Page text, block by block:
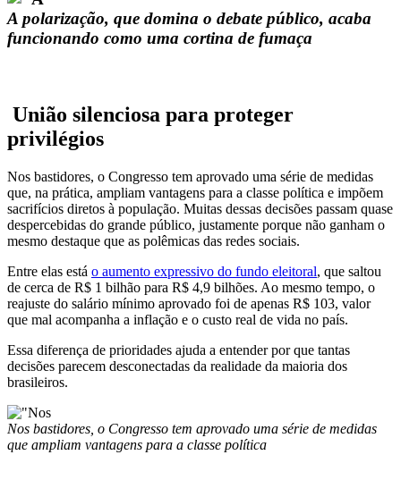
A polarização, que domina o debate público, acaba
funcionando como uma cortina de fumaça
️ União silenciosa para proteger
privilégios
Nos bastidores, o Congresso tem aprovado uma série de medidas
que, na prática, ampliam vantagens para a classe política e impõem
sacrifícios diretos à população. Muitas dessas decisões passam quase
despercebidas do grande público, justamente porque não ganham o
mesmo destaque que as polêmicas das redes sociais.
Entre elas está o aumento expressivo do fundo eleitoral, que saltou
de cerca de R$ 1 bilhão para R$ 4,9 bilhões. Ao mesmo tempo, o
reajuste do salário mínimo aprovado foi de apenas R$ 103, valor
que mal acompanha a inflação e o custo real de vida no país.
Essa diferença de prioridades ajuda a entender por que tantas
decisões parecem desconectadas da realidade da maioria dos
brasileiros.
Nos bastidores, o Congresso tem aprovado uma série de medidas
que ampliam vantagens para a classe política